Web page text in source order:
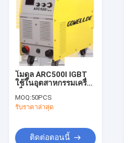
โมดูล ARC500I IGBT
ใช้ในอุตสาหกรรมเครื่อง
ไฟ 500 แอมป์
MOQ:50PCS
รับราคาล่าสุด
ติดต่อตอนนี้